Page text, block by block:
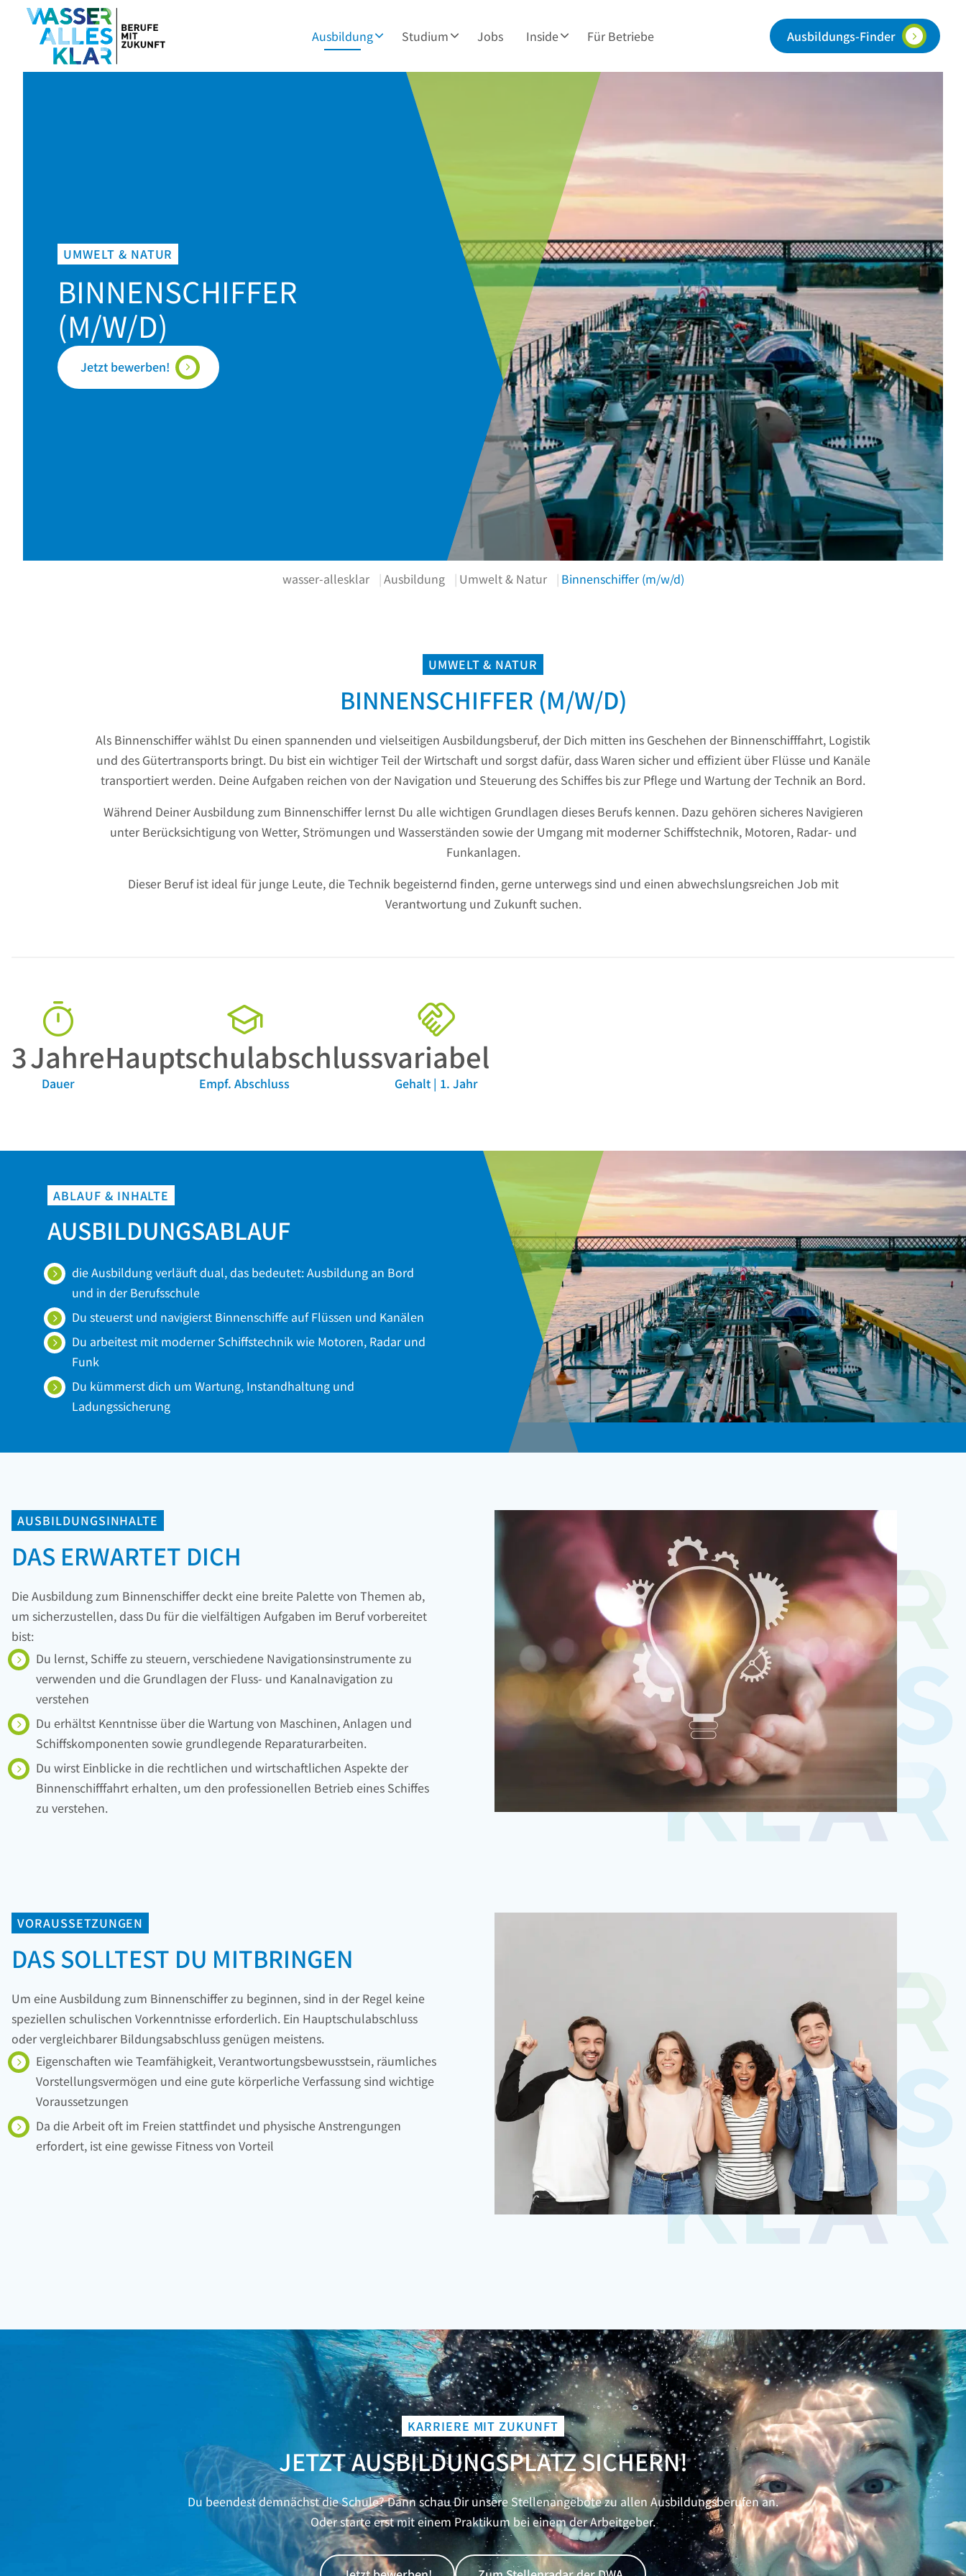
Ausbildung Studium Jobs Inside Für Betriebe Ausbildungs-Finder
UMWELT & NATUR
BINNENSCHIFFER
(M/W/D)
Jetzt bewerben!
wasser-allesklar Ausbildung Umwelt & Natur Binnenschiffer (m/w/d)
UMWELT & NATUR
BINNENSCHIFFER (M/W/D)
Als Binnenschiffer wählst Du einen spannenden und vielseitigen Ausbildungsberuf, der Dich mitten ins Geschehen der Binnenschifffahrt, Logistik
und des Gütertransports bringt. Du bist ein wichtiger Teil der Wirtschaft und sorgst dafür, dass Waren sicher und effizient über Flüsse und Kanäle
transportiert werden. Deine Aufgaben reichen von der Navigation und Steuerung des Schiffes bis zur Pflege und Wartung der Technik an Bord.
Während Deiner Ausbildung zum Binnenschiffer lernst Du alle wichtigen Grundlagen dieses Berufs kennen. Dazu gehören sicheres Navigieren
unter Berücksichtigung von Wetter, Strömungen und Wasserständen sowie der Umgang mit moderner Schiffstechnik, Motoren, Radar- und
Funkanlagen.
Dieser Beruf ist ideal für junge Leute, die Technik begeisternd finden, gerne unterwegs sind und einen abwechslungsreichen Job mit
Verantwortung und Zukunft suchen.
3Jahre
Dauer
Hauptschulabschluss
Empf. Abschluss
variabel
Gehalt | 1. Jahr
ABLAUF & INHALTE
AUSBILDUNGSABLAUF
die Ausbildung verläuft dual, das bedeutet: Ausbildung an Bord
und in der Berufsschule
Du steuerst und navigierst Binnenschiffe auf Flüssen und Kanälen
Du arbeitest mit moderner Schiffstechnik wie Motoren, Radar und
Funk
Du kümmerst dich um Wartung, Instandhaltung und
Ladungssicherung
AUSBILDUNGSINHALTE
DAS ERWARTET DICH
Die Ausbildung zum Binnenschiffer deckt eine breite Palette von Themen ab,
um sicherzustellen, dass Du für die vielfältigen Aufgaben im Beruf vorbereitet
bist:
Du lernst, Schiffe zu steuern, verschiedene Navigationsinstrumente zu
verwenden und die Grundlagen der Fluss- und Kanalnavigation zu
verstehen
Du erhältst Kenntnisse über die Wartung von Maschinen, Anlagen und
Schiffskomponenten sowie grundlegende Reparaturarbeiten.
Du wirst Einblicke in die rechtlichen und wirtschaftlichen Aspekte der
Binnenschifffahrt erhalten, um den professionellen Betrieb eines Schiffes
zu verstehen.
VORAUSSETZUNGEN
DAS SOLLTEST DU MITBRINGEN
Um eine Ausbildung zum Binnenschiffer zu beginnen, sind in der Regel keine
speziellen schulischen Vorkenntnisse erforderlich. Ein Hauptschulabschluss
oder vergleichbarer Bildungsabschluss genügen meistens.
Eigenschaften wie Teamfähigkeit, Verantwortungsbewusstsein, räumliches
Vorstellungsvermögen und eine gute körperliche Verfassung sind wichtige
Voraussetzungen
Da die Arbeit oft im Freien stattfindet und physische Anstrengungen
erfordert, ist eine gewisse Fitness von Vorteil
KARRIERE MIT ZUKUNFT
JETZT AUSBILDUNGSPLATZ SICHERN!
Du beendest demnächst die Schule? Dann schau Dir unsere Stellenangebote zu allen Ausbildungsberufen an.
Oder starte erst mit einem Praktikum bei einem der Arbeitgeber.